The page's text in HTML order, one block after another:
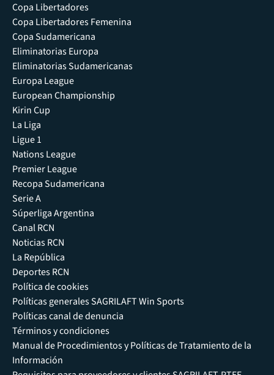
Copa Libertadores
Copa Libertadores Femenina
Copa Sudamericana
Eliminatorias Europa
Eliminatorias Sudamericanas
Europa League
European Championship
Kirin Cup
La Liga
Ligue 1
Nations League
Premier League
Recopa Sudamericana
Serie A
Súperliga Argentina
Canal RCN
Noticias RCN
La República
Deportes RCN
Política de cookies
Políticas generales SAGRILAFT Win Sports
Políticas canal de denuncia
Términos y condiciones
Manual de Procedimientos y Políticas de Tratamiento de la
Información